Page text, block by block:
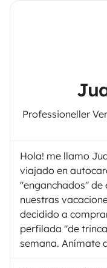
Professioneller
Hola! me llamo
viajado en
"enganchados"
nuestras
decidido a
perfilada "de
semana. Anímate